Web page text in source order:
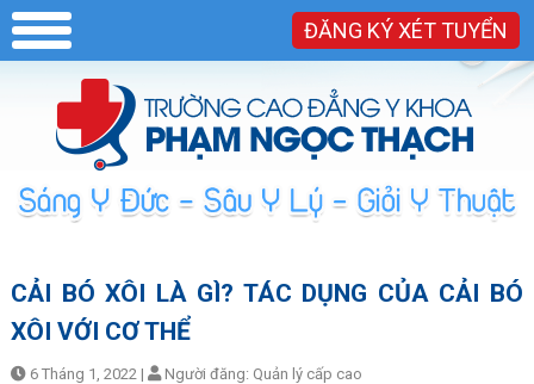
ĐĂNG KÝ XÉT TUYỂN
CẢI BÓ XÔI LÀ GÌ? TÁC DỤNG CỦA CẢI BÓ
XÔI VỚI CƠ THỂ
6 Tháng 1, 2022 | Người đăng: Quản lý cấp cao